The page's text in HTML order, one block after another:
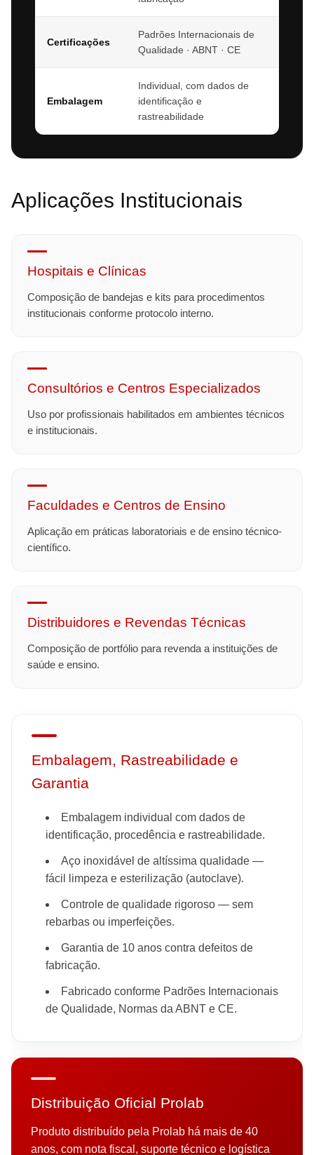
Certificações
Padrões Internacionais de
Qualidade · ABNT · CE
Embalagem
Individual, com dados de
identificação e
rastreabilidade
Aplicações Institucionais
Hospitais e Clínicas
Composição de bandejas e kits para procedimentos
institucionais conforme protocolo interno.
Consultórios e Centros Especializados
Uso por profissionais habilitados em ambientes técnicos
e institucionais.
Faculdades e Centros de Ensino
Aplicação em práticas laboratoriais e de ensino técnico-
científico.
Distribuidores e Revendas Técnicas
Composição de portfólio para revenda a instituições de
saúde e ensino.
Embalagem, Rastreabilidade e
Garantia
Embalagem individual com dados de
identificação, procedência e rastreabilidade.
Aço inoxidável de altíssima qualidade —
fácil limpeza e esterilização (autoclave).
Controle de qualidade rigoroso — sem
rebarbas ou imperfeições.
Garantia de 10 anos contra defeitos de
fabricação.
Fabricado conforme Padrões Internacionais
de Qualidade, Normas da ABNT e CE.
Distribuição Oficial Prolab
Produto distribuído pela Prolab há mais de 40
anos, com nota fiscal, suporte técnico e logística